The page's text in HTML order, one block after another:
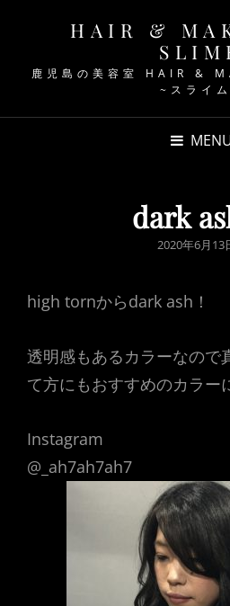
HAIR &
鹿児島の美容室 HAIR &
~スライ
dark
POSTED
2020年6月13
high tornからdark ash！
透明感もあるカラーなので
て方にもおすすめのカラー
Instagram
@_ah7ah7ah7